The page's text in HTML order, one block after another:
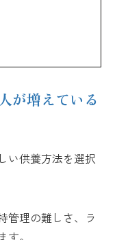
が増えている
い供養方法を選択
管理の難しさ、ラ
。